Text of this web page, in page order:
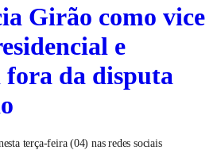
Girão como vice
e
fora da disputa
terça-feira (04) nas redes sociais